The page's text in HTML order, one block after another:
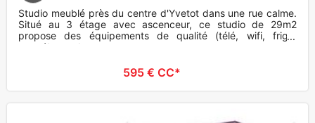
Studio meublé près du centre d'Yvetot dans une rue calme.
Situé au 3 étage avec ascenceur, ce studio de 29m2
propose des équipements de qualité (télé, wifi, frigo,
congélateur, ba
595 € CC*